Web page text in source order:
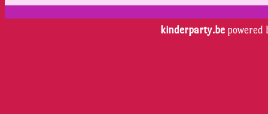
kinderparty.be powered